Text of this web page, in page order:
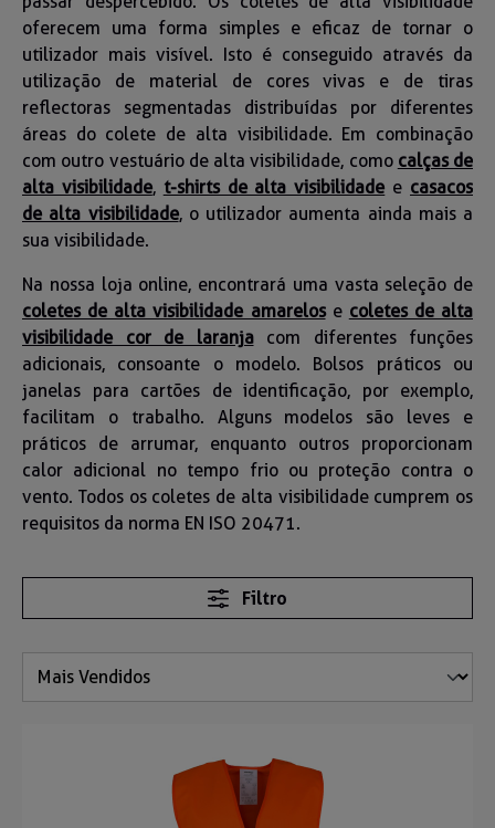
oferecem uma forma simples e eficaz de tornar o
utilizador mais visível. Isto é conseguido através da
utilização de material de cores vivas e de tiras
reflectoras segmentadas distribuídas por diferentes
áreas do colete de alta visibilidade. Em combinação
com outro vestuário de alta visibilidade, como calças de
alta visibilidade, t-shirts de alta visibilidade e casacos
de alta visibilidade, o utilizador aumenta ainda mais a
sua visibilidade.
Na nossa loja online, encontrará uma vasta seleção de
coletes de alta visibilidade amarelose coletes de alta
visibilidade cor de laranjacom diferentes funções
adicionais, consoante o modelo. Bolsos práticos ou
janelas para cartões de identificação, por exemplo,
facilitam o trabalho. Alguns modelos são leves e
práticos de arrumar, enquanto outros proporcionam
calor adicional no tempo frio ou proteção contra o
vento. Todos os coletes de alta visibilidade cumprem os
requisitos da norma EN ISO 20471.
Filtro